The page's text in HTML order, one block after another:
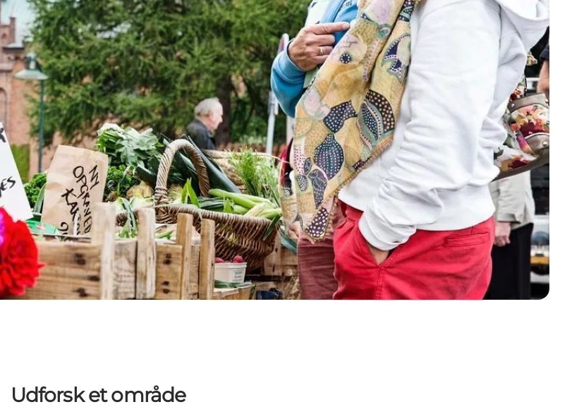
Udforsk et område